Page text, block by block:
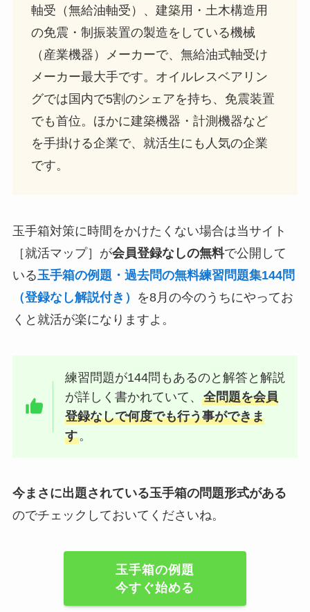
軸受（無給油軸受）、建築用・土木構造用
の免震・制振装置の製造をしている機械
（産業機器）メーカーで、無給油式軸受け
メーカー最大手です。オイルレスベアリン
グでは国内で5割のシェアを持ち、免震装置
でも首位。ほかに建築機器・計測機器など
を手掛ける企業で、就活生にも人気の企業
です。
玉手箱対策に時間をかけたくない場合は当サイト
［就活マップ］が会員登録なしの無料で公開して
いる玉手箱の例題・過去問の無料練習問題集144問
（登録なし解説付き）
を8月の今のうちにやってお
くと就活が楽になりますよ。
練習問題が144問もあるのと解答と解説
が詳しく書かれていて、全問題を会員
登録なしで何度でも行う事ができま
す。
今まさに出題されている玉手箱の問題形式がある
のでチェックしておいてくださいね。
玉手箱の例題
今すぐ始める